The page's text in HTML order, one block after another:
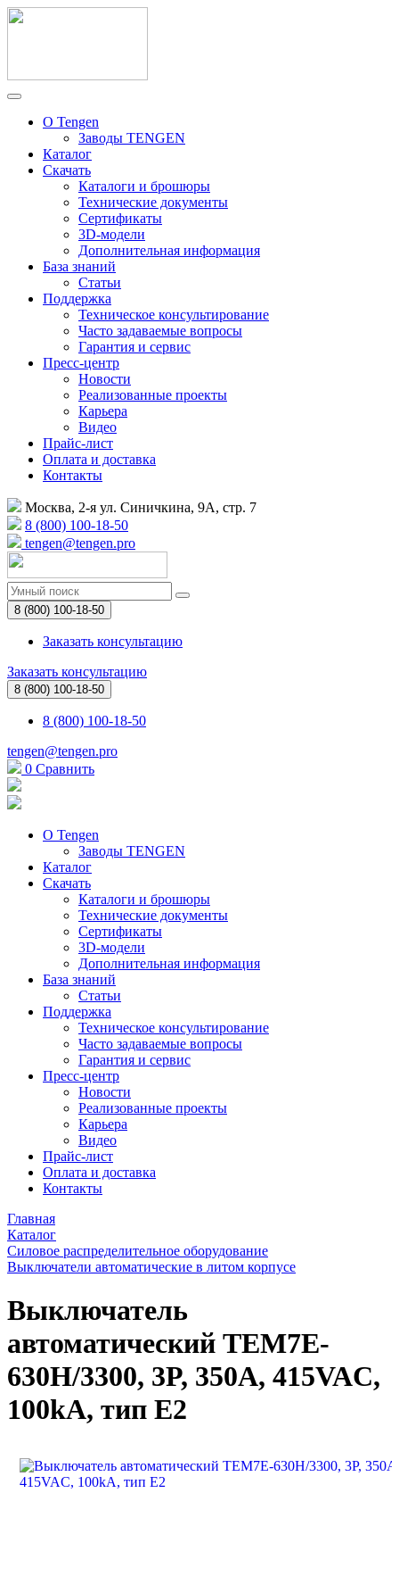
О Tengen
Заводы TENGEN
Каталог
Скачать
Каталоги и брошюры
Технические документы
Сертификаты
3D-модели
Дополнительная информация
База знаний
Статьи
Поддержка
Техническое консультирование
Часто задаваемые вопросы
Гарантия и сервис
Пресс-центр
Новости
Реализованные проекты
Карьера
Видео
Прайс-лист
Оплата и доставка
Контакты
Москва, 2-я ул. Синичкина, 9А, стр. 7
8 (800) 100-18-50
tengen@tengen.pro
8 (800) 100-18-50
Заказать консультацию
Заказать консультацию
8 (800) 100-18-50
8 (800) 100-18-50
tengen@tengen.pro
0 Сравнить
О Tengen
Заводы TENGEN
Каталог
Скачать
Каталоги и брошюры
Технические документы
Сертификаты
3D-модели
Дополнительная информация
База знаний
Статьи
Поддержка
Техническое консультирование
Часто задаваемые вопросы
Гарантия и сервис
Пресс-центр
Новости
Реализованные проекты
Карьера
Видео
Прайс-лист
Оплата и доставка
Контакты
Главная
Каталог
Силовое распределительное оборудование
Выключатели автоматические в литом корпусе
Выключатель
автоматический TEM7E-
630H/3300, 3P, 350A, 415VAC,
100kA, тип E2